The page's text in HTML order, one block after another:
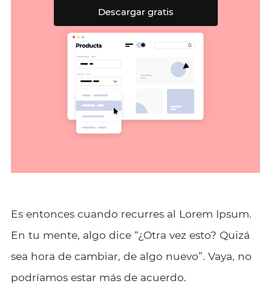
Descargar gratis
Es entonces cuando recurres al Lorem Ipsum.
En tu mente, algo dice “¿Otra vez esto? Quizá
sea hora de cambiar, de algo nuevo”. Vaya, no
podríamos estar más de acuerdo.